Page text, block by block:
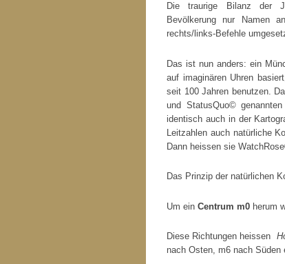
Die traurige Bilanz der
Bevölkerung nur Namen
rechts/links-Befehle
Das ist nun anders: ein
auf imaginären Uhren
seit 100 Jahren benutzen.
und StatusQuo©
identisch auch in der
Leitzahlen auch natürliche
Dann heissen sie
Das Prinzip der natürlichen
Um ein Centrum m0 herum
Diese Richtungen heissen
nach Osten, m6 nach Süden